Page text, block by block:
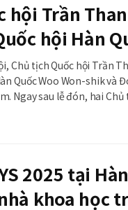
hội Trần
hội Hàn
Chủ tịch Quốc hội Trần
Quốc Woo Won-shik và
Ngay sau lễ đón, hai
2025 tại
khoa học